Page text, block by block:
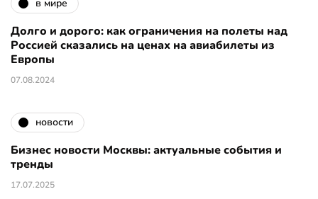
в мире
Долго и дорого: как ограничения на полеты над
Россией сказались на ценах на авиабилеты из
Европы
07.08.2024
новости
Бизнес новости Москвы: актуальные события и
тренды
17.07.2025